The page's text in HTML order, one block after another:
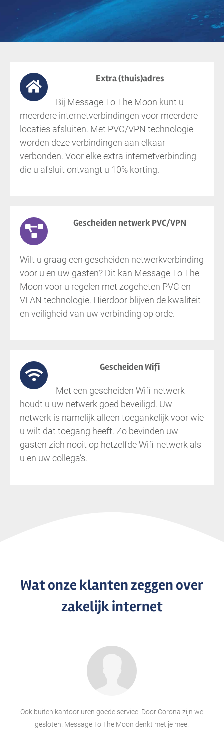
Extra (thuis)adres
Bij Message To The Moon kunt u
meerdere internetverbindingen voor meerdere
locaties afsluiten. Met PVC/VPN technologie
worden deze verbindingen aan elkaar
verbonden. Voor elke extra internetverbinding
die u afsluit ontvangt u 10% korting.
Gescheiden netwerk PVC/VPN
Wilt u graag een gescheiden netwerkverbinding
voor u en uw gasten? Dit kan Message To The
Moon voor u regelen met zogeheten PVC en
VLAN technologie. Hierdoor blijven de kwaliteit
en veiligheid van uw verbinding op orde.
Gescheiden Wifi
Met een gescheiden Wifi-netwerk
houdt u uw netwerk goed beveiligd. Uw
netwerk is namelijk alleen toegankelijk voor wie
u wilt dat toegang heeft. Zo bevinden uw
gasten zich nooit op hetzelfde Wifi-netwerk als
u en uw collega’s.
Wat onze klanten zeggen over
zakelijk internet
Ook buiten kantoor uren goede service. Door Corona zijn we
gesloten! Message To The Moon denkt met je mee.